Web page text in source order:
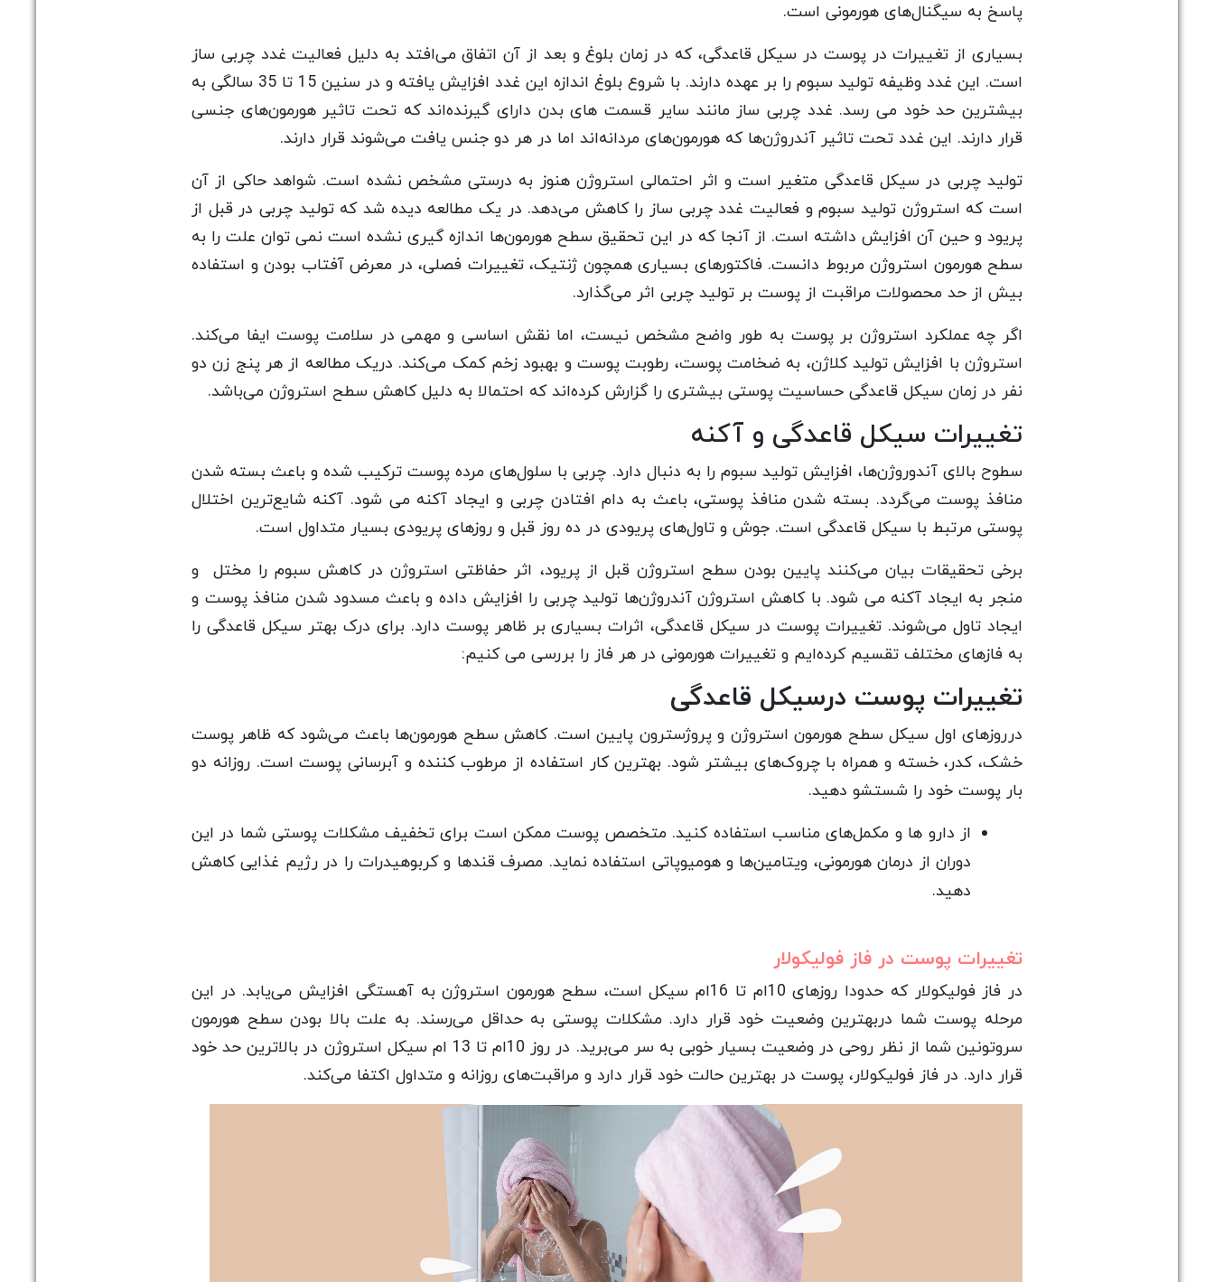
پاسخ به سیگنال‌های هورمونی است.
بسیاری از تغییرات در پوست در سیکل قاعدگی، که در زمان بلوغ و بعد از آن اتفاق می‌افتد به دلیل فعالیت غدد چربی ساز
است. این غدد وظیفه تولید سبوم را بر عهده دارند. با شروع بلوغ اندازه این غدد افزایش یافته و در سنین 15 تا 35 سالگی به
بیشترین حد خود می رسد. غدد چربی ساز مانند سایر قسمت های بدن دارای گیرنده‌اند که تحت تاثیر هورمون‌های جنسی
قرار دارند. این غدد تحت تاثیر آندروژن‌ها که هورمون‌های مردانه‌اند اما در هر دو جنس یافت می‌شوند قرار دارند.
تولید چربی در سیکل قاعدگی متغیر است و اثر احتمالی استروژن هنوز به درستی مشخص نشده است. شواهد حاکی از آن
است که استروژن تولید سبوم و فعالیت غدد چربی ساز را کاهش می‌دهد. در یک مطالعه دیده شد که تولید چربی در قبل از
پریود و حین آن افزایش داشته است. از آنجا که در این تحقیق سطح هورمون‌ها اندازه گیری نشده است نمی توان علت را به
سطح هورمون استروژن مربوط دانست. فاکتورهای بسیاری همچون ژنتیک، تغییرات فصلی، در معرض آفتاب بودن و استفاده
بیش از حد محصولات مراقبت از پوست بر تولید چربی اثر می‌گذارد.
اگر چه عملکرد استروژن بر پوست به طور واضح مشخص نیست، اما نقش اساسی و مهمی در سلامت پوست ایفا می‌کند.
استروژن با افزایش تولید کلاژن، به ضخامت پوست، رطوبت پوست و بهبود زخم کمک می‌کند. دریک مطالعه از هر پنج زن دو
نفر در زمان سیکل قاعدگی حساسیت پوستی بیشتری را گزارش کرده‌اند که احتمالا به دلیل کاهش سطح استروژن می‌باشد.
تغییرات سیکل قاعدگی و آکنه
سطوح بالای آندوروژن‌ها، افزایش تولید سبوم را به دنبال دارد. چربی با سلول‌های مرده پوست ترکیب شده و باعث بسته شدن
منافذ پوست می‌گردد. بسته شدن منافذ پوستی، باعث به دام افتادن چربی و ایجاد آکنه می شود. آکنه شایع‌ترین اختلال
پوستی مرتبط با سیکل قاعدگی است. جوش و تاول‌های پریودی در ده روز قبل و روزهای پریودی بسیار متداول است.
برخی تحقیقات بیان می‌کنند پایین بودن سطح استروژن قبل از پریود، اثر حفاظتی استروژن در کاهش سبوم را مختل و
منجر به ایجاد آکنه می شود. با کاهش استروژن آندروژن‌ها تولید چربی را افزایش داده و باعث مسدود شدن منافذ پوست و
ایجاد تاول می‌شوند. تغییرات پوست در سیکل قاعدگی، اثرات بسیاری بر ظاهر پوست دارد. برای درک بهتر سیکل قاعدگی را
به فازهای مختلف تقسیم کرده‌ایم و تغییرات هورمونی در هر فاز را بررسی می کنیم:
تغییرات پوست درسیکل قاعدگی
درروزهای اول سیکل سطح هورمون استروژن و پروژسترون پایین است. کاهش سطح هورمون‌ها باعث می‌شود که ظاهر پوست
خشک، کدر، خسته و همراه با چروک‌های بیشتر شود. بهترین کار استفاده از مرطوب کننده و آبرسانی پوست است. روزانه دو
بار پوست خود را شستشو دهید.
از دارو ها و مکمل‌های مناسب استفاده کنید. متخصص پوست ممکن است برای تخفیف مشکلات پوستی شما در این
دوران از درمان هورمونی، ویتامین‌ها و هومیوپاتی استفاده نماید. مصرف قندها و کربوهیدرات را در رژیم غذایی کاهش
دهید.
تغییرات پوست در فاز فولیکولار
در فاز فولیکولار که حدودا روزهای 10ام تا 16ام سیکل است، سطح هورمون استروژن به آهستگی افزایش می‌یابد. در این
مرحله پوست شما دربهترین وضعیت خود قرار دارد. مشکلات پوستی به حداقل می‌رسند. به علت بالا بودن سطح هورمون
سروتونین شما از نظر روحی در وضعیت بسیار خوبی به سر می‌برید. در روز 10ام تا 13 ام سیکل استروژن در بالاترین حد خود
قرار دارد. در فاز فولیکولار، پوست در بهترین حالت خود قرار دارد و مراقبت‌های روزانه و متداول اکتفا می‌کند.